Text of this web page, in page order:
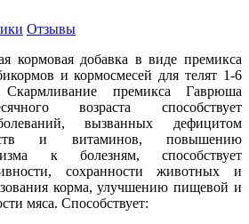
Отзывы
кормовая добавка в виде премикса
и кормосмесей для телят 1-6
Скармливание премикса Гаврюша
возраста способствует
вызванных дефицитом
и витаминов, повышению
к болезням, способствует
сохранности животных и
корма, улучшению пищевой и
мяса. Способствует: